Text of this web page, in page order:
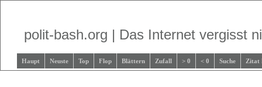
polit-bash.org | Das Internet vergisst
Haupt Neuste Top Flop Blättern Zufall > 0 < 0 Suche Zitat